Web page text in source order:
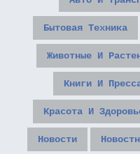
Бытовая Техника
Животные И
Книги И
Красота И
Новости